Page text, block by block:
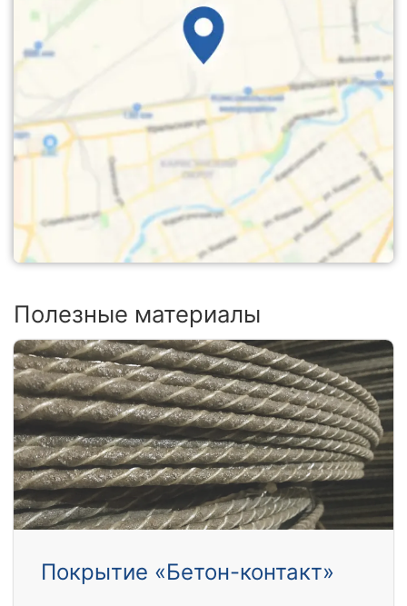
Полезные материалы
Покрытие «Бетон-контакт»